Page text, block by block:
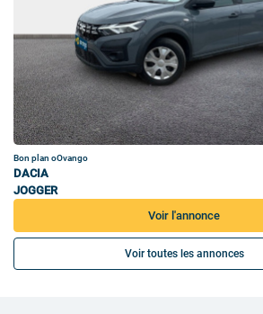
Bon plan oOvango
DACIA
JOGGER
Voir l'annonce
Voir toutes les annonces